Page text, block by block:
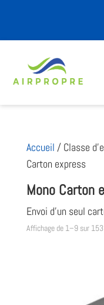
Accueil / Classe
Carton express
Mono Carton
Envoi d’un seul
Affichage de 1–9 sur